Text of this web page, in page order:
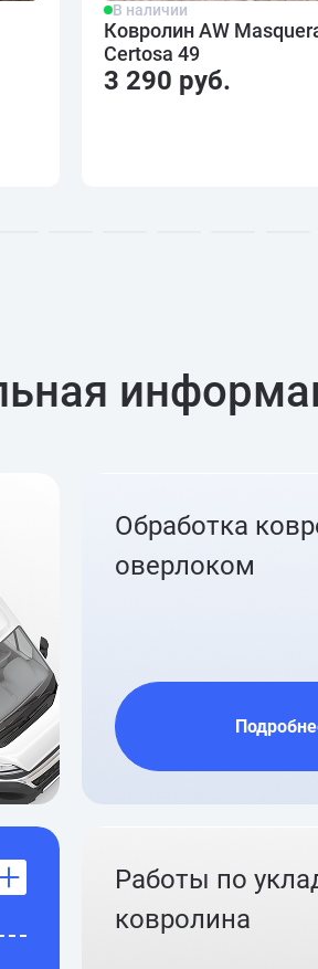
В наличии
Ковролин AW
Certosa 49
3 290 руб.
Обработка
оверлоком
Работы по
ковролина